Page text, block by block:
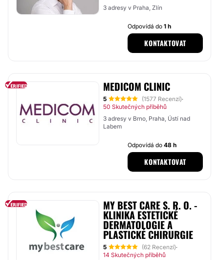
3 adresy v Praha, Zlín
Odpovídá do1 h
KONTAKTOVAT
MEDICOM CLINIC
5 (1577 Recenzí)·
50 Skutečných příběhů
3 adresy v Brno, Praha, Ústí nad
Labem
Odpovídá do48 h
KONTAKTOVAT
MY BEST CARE S. R. O. -
KLINIKA ESTETICKÉ
DERMATOLOGIE A
PLASTICKÉ CHIRURGIE
5 (62 Recenzí)·
14 Skutečných příběhů